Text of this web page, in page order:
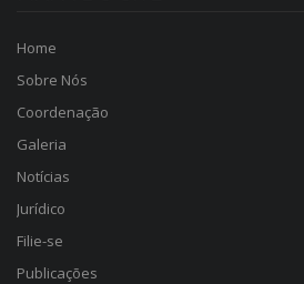
Home
Sobre Nós
Coordenação
Galeria
Notícias
Jurídico
Filie-se
Publicações